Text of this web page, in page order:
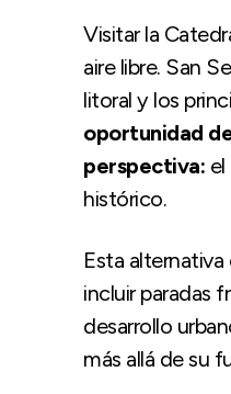
Visitar la
aire libre. San
litoral y los
oportunidad
perspectiva:
histórico.
Esta
incluir paradas
desarrollo
más allá de su